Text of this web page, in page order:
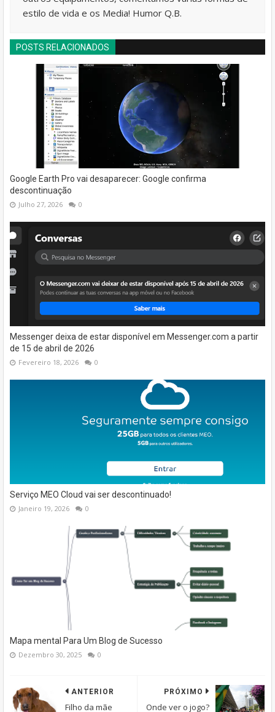
estilo de vida e os Media! Humor Q.B.
POSTS RELACIONADOS
Google Earth Pro vai desaparecer: Google confirma
descontinuação
Julho 27, 2026 0
Messenger deixa de estar disponível em Messenger.com a partir
de 15 de abril de 2026
Fevereiro 18, 2026 0
Serviço MEO Cloud vai ser descontinuado!
Janeiro 19, 2026 0
Mapa mental Para Um Blog de Sucesso
Dezembro 30, 2025 0
PRÓXIMO
Onde ver o jogo?
ANTERIOR
Filho da mãe